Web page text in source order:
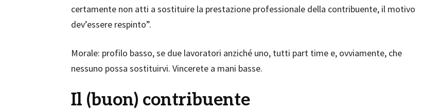
certamente non atti a sostituire la prestazione professionale della contribuente, il motivo
dev’essere respinto”.
Morale: profilo basso, se due lavoratori anziché uno, tutti part time e, ovviamente, che
nessuno possa sostituirvi. Vincerete a mani basse.
Il (buon) contribuente